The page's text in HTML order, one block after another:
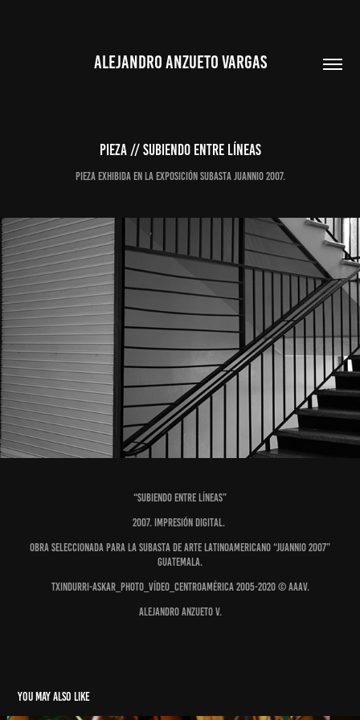
ALEJANDRO ANZUETO VARGAS
PIEZA // Subiendo entre líneas
Pieza exhibida en la exposición subasta Juannio 2007.
“SUBIENDO ENTRE LÍNEAS”
2007. Impresión digital.
Obra seleccionada para la subasta de Arte Latinoamericano “Juannio 2007”
Guatemala.
Txindurri-Askar_Photo_Vídeo_Centroamérica 2005-2020 © AAAV.
Alejandro Anzueto V.
You may also like